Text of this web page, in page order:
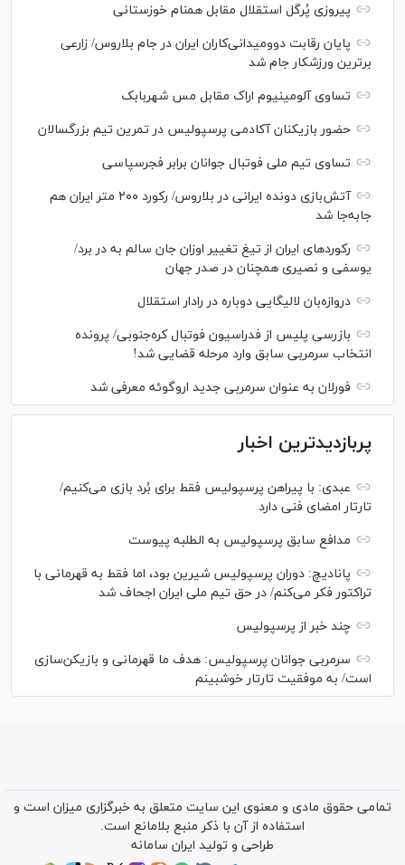
پیروزی پُرگل استقلال مقابل همنام خوزستانی
پایان رقابت دوومیدانی‌کاران ایران در جام بلاروس/ زارعی
برترین ورزشکار جام شد
تساوی آلومینیوم اراک مقابل مس شهربابک
حضور بازیکنان آکادمی پرسپولیس در تمرین تیم بزرگسالان
تساوی تیم ملی فوتبال جوانان برابر فجرسپاسی
آتش‌بازی دونده ایرانی در بلاروس/ رکورد ۲۰۰ متر ایران هم
جابه‌جا شد
رکورد‌های ایران از تیغ تغییر اوزان جان سالم به در برد/
یوسفی و نصیری همچنان در صدر جهان
دروازه‌بان لالیگایی دوباره در رادار استقلال
بازرسی پلیس از فدراسیون فوتبال کره‌جنوبی/ پرونده
انتخاب سرمربی سابق وارد مرحله قضایی شد!
فورلان به عنوان سرمربی جدید اروگوئه معرفی شد
پربازدیدترین اخبار
عبدی: با پیراهن پرسپولیس فقط برای بُرد بازی می‌کنیم/
تارتار امضای فنی دارد
مدافع سابق پرسپولیس به الطلبه پیوست
پانادیچ: دوران پرسپولیس شیرین بود، اما فقط به قهرمانی با
تراکتور فکر می‌کنم/ در حق تیم ملی ایران اجحاف شد
چند خبر از پرسپولیس
سرمربی جوانان پرسپولیس: هدف ما قهرمانی و بازیکن‌سازی
است/ به موفقیت تارتار خوشبینم
تمامی حقوق مادی و معنوی این سایت متعلق به خبرگزاری میزان است و
استفاده از آن با ذکر منبع بلامانع است.
طراحی و تولید ایران سامانه